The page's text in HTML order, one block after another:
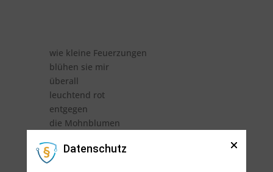
wie kleine Feuerzungen
blühen sie mir
überall
leuchtend rot
entgegen
die Mohnblumen
erinnern sie mich
an das Pfingst-Feuer
Datenschutz